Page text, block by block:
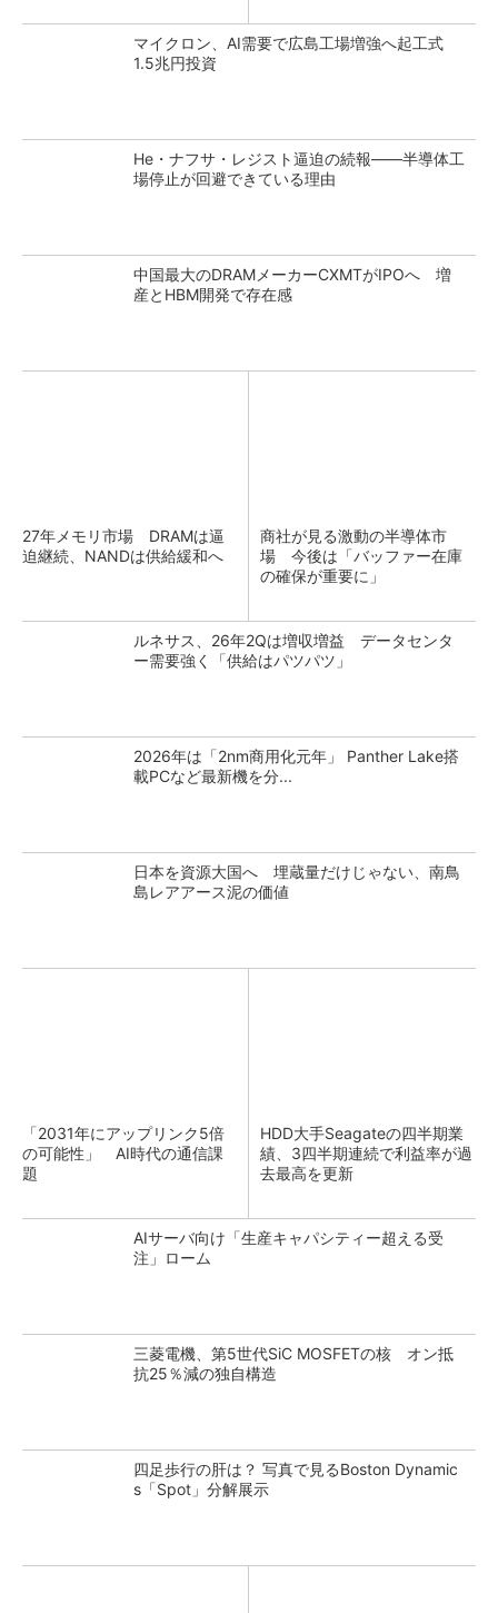
マイクロン、AI需要で広島工場増強へ起工式
1.5兆円投資
He・ナフサ・レジスト逼迫の続報――半導体工
場停止が回避できている理由
中国最大のDRAMメーカーCXMTがIPOへ 増
産とHBM開発で存在感
27年メモリ市場 DRAMは逼
迫継続、NANDは供給緩和へ
商社が見る激動の半導体市
場 今後は「バッファー在庫
の確保が重要に」
ルネサス、26年2Qは増収増益 データセンタ
ー需要強く「供給はパツパツ」
2026年は「2nm商用化元年」 Panther Lake搭
載PCなど最新機を分...
日本を資源大国へ 埋蔵量だけじゃない、南鳥
島レアアース泥の価値
「2031年にアップリンク5倍
の可能性」 AI時代の通信課
題
HDD大手Seagateの四半期業
績、3四半期連続で利益率が過
去最高を更新
AIサーバ向け「生産キャパシティー超える受
注」ローム
三菱電機、第5世代SiC MOSFETの核 オン抵
抗25％減の独自構造
四足歩行の肝は？ 写真で見るBoston Dynamic
s「Spot」分解展示